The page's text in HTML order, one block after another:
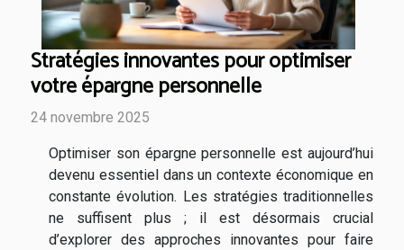
Stratégies innovantes pour optimiser
votre épargne personnelle
24 novembre 2025
Optimiser son épargne personnelle est aujourd’hui
devenu essentiel dans un contexte économique en
constante évolution. Les stratégies traditionnelles
ne suffisent plus ; il est désormais crucial
d’explorer des approches innovantes pour faire